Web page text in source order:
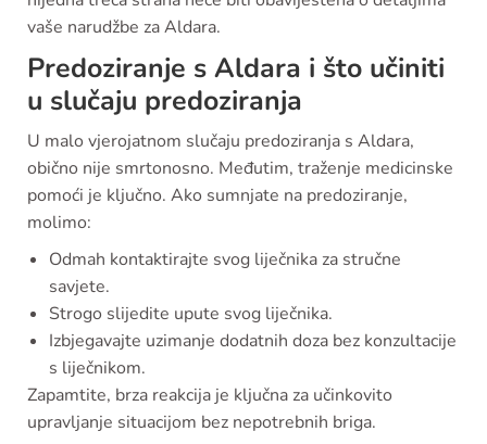
vaše narudžbe za Aldara.
Predoziranje s Aldara i što učiniti
u slučaju predoziranja
U malo vjerojatnom slučaju predoziranja s Aldara,
obično nije smrtonosno. Međutim, traženje medicinske
pomoći je ključno. Ako sumnjate na predoziranje,
molimo:
Odmah kontaktirajte svog liječnika za stručne
savjete.
Strogo slijedite upute svog liječnika.
Izbjegavajte uzimanje dodatnih doza bez konzultacije
s liječnikom.
Zapamtite, brza reakcija je ključna za učinkovito
upravljanje situacijom bez nepotrebnih briga.